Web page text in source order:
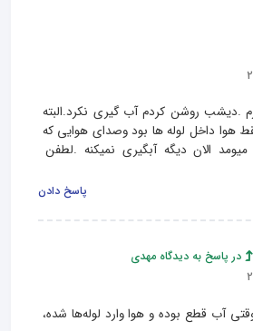
.دیشب روشن کردم آب گیری نکرد.البته
هوا داخل لوله ها بود وصدای هوایی که
الان دیگه آبگیری نمیکنه .لطفن
پاسخ دادن
در پاسخ به دیدگاه مهدی
درود مهدی عزیز 😌🔍وقتی آب قطع بوده و هوا وارد لوله‌ها شده،